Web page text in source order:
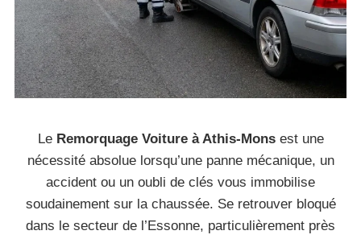
Le Remorquage Voiture à Athis-Monsest une
nécessité absolue lorsqu’une panne mécanique, un
accident ou un oubli de clés vous immobilise
soudainement sur la chaussée. Se retrouver bloqué
dans le secteur de l’Essonne, particulièrement près